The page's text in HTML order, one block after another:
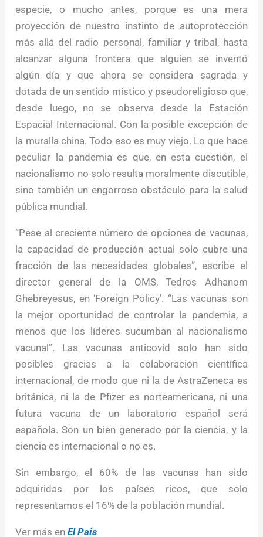
especie, o mucho antes, porque es una mera
proyección de nuestro instinto de autoprotección
más allá del radio personal, familiar y tribal, hasta
alcanzar alguna frontera que alguien se inventó
algún día y que ahora se considera sagrada y
dotada de un sentido místico y pseudoreligioso que,
desde luego, no se observa desde la Estación
Espacial Internacional. Con la posible excepción de
la muralla china. Todo eso es muy viejo. Lo que hace
peculiar la pandemia es que, en esta cuestión, el
nacionalismo no solo resulta moralmente discutible,
sino también un engorroso obstáculo para la salud
pública mundial.
“Pese al creciente número de opciones de vacunas,
la capacidad de producción actual solo cubre una
fracción de las necesidades globales”, escribe el
director general de la OMS, Tedros Adhanom
Ghebreyesus, en ‘Foreign Policy’. “Las vacunas son
la mejor oportunidad de controlar la pandemia, a
menos que los líderes sucumban al nacionalismo
vacunal”. Las vacunas anticovid solo han sido
posibles gracias a la colaboración científica
internacional, de modo que ni la de AstraZeneca es
británica, ni la de Pfizer es norteamericana, ni una
futura vacuna de un laboratorio español será
española. Son un bien generado por la ciencia, y la
ciencia es internacional o no es.
Sin embargo, el 60% de las vacunas han sido
adquiridas por los países ricos, que solo
representamos el 16% de la población mundial.
Ver más enEl País